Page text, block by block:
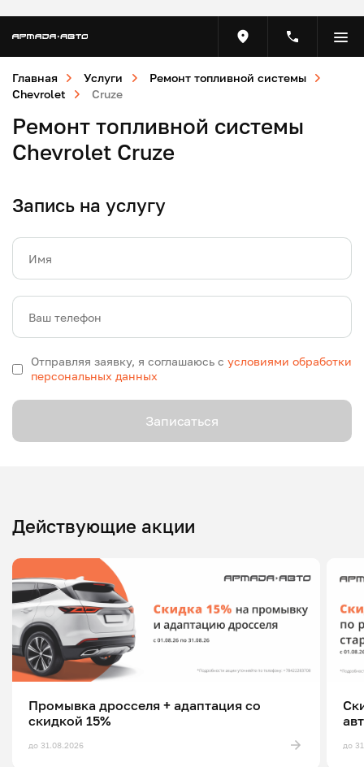
Главная Услуги
Ремонт топливной системы
Chevrolet
Cruze
Ремонт топливной системы
Chevrolet Cruze
Запись на услугу
Имя
Ваш телефон
Отправляя заявку, я соглашаюсь с условиями обработки
персональных данных
Записаться
Действующие акции
Промывка дросселя + адаптация со
скидкой 15%
до 31.08.2026 до